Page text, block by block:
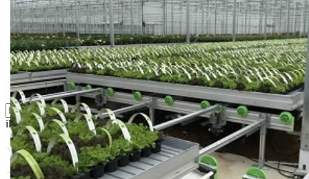
Semena povrća
Sredstva za ishranu biljaka
Sredstva za zaštitu biljaka
Supstrati
Zaštita ... u 10 litara
ili probajte naprednu:pretragu